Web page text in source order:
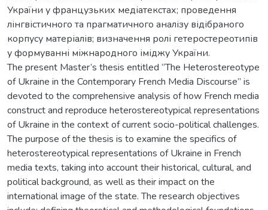
України у французьких медіатекстах; проведення
лінгвістичного та прагматичного аналізу відібраного
корпусу матеріалів; визначення ролі гетеростереотипів
у формуванні міжнародного іміджу України.
The present Master’s thesis entitled “The Heterostereotype
of Ukraine in the Contemporary French Media Discourse” is
devoted to the comprehensive analysis of how French media
construct and reproduce heterostereotypical representations
of Ukraine in the context of current socio-political challenges.
The purpose of the thesis is to examine the specifics of
heterostereotypical representations of Ukraine in French
media texts, taking into account their historical, cultural, and
political background, as well as their impact on the
international image of the state. The research objectives